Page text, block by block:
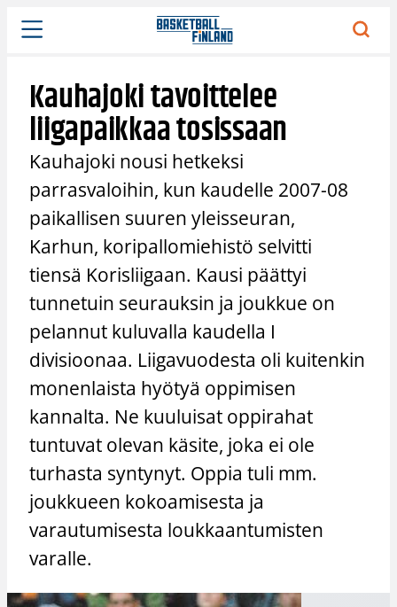
Siirry
sisältöön
Kauhajoki tavoittelee
liigapaikkaa tosissaan
Kauhajoki nousi hetkeksi
parrasvaloihin, kun kaudelle 2007-08
paikallisen suuren yleisseuran,
Karhun, koripallomiehistö selvitti
tiensä Korisliigaan. Kausi päättyi
tunnetuin seurauksin ja joukkue on
pelannut kuluvalla kaudella I
divisioonaa. Liigavuodesta oli kuitenkin
monenlaista hyötyä oppimisen
kannalta. Ne kuuluisat oppirahat
tuntuvat olevan käsite, joka ei ole
turhasta syntynyt. Oppia tuli mm.
joukkueen kokoamisesta ja
varautumisesta loukkaantumisten
varalle.